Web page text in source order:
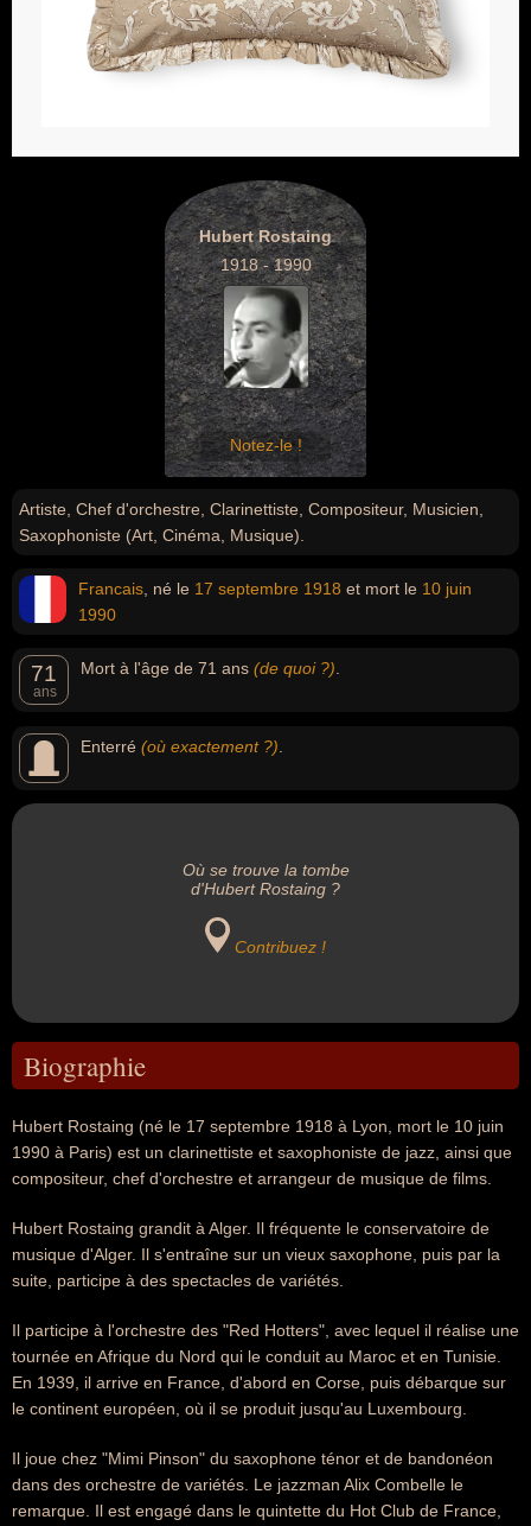
Hubert Rostaing
1918 - 1990
Notez-le !
Artiste, Chef d'orchestre, Clarinettiste, Compositeur, Musicien,
Saxophoniste (Art, Cinéma, Musique).
Francais , né le 17 septembre 1918 et mort le 10 juin
1990
71
ans
Mort à l'âge de 71 ans (de quoi ?)
Enterré (où exactement ?)
Où se trouve la tombe
d'Hubert Rostaing ?
Contribuez !
Biographie
Hubert Rostaing (né le 17 septembre 1918 à Lyon, mort le 10 juin
1990 à Paris) est un clarinettiste et saxophoniste de jazz, ainsi que
compositeur, chef d'orchestre et arrangeur de musique de films.
Hubert Rostaing grandit à Alger. Il fréquente le conservatoire de
musique d'Alger. Il s'entraîne sur un vieux saxophone, puis par la
suite, participe à des spectacles de variétés.
Il participe à l'orchestre des "Red Hotters", avec lequel il réalise une
tournée en Afrique du Nord qui le conduit au Maroc et en Tunisie.
En 1939, il arrive en France, d'abord en Corse, puis débarque sur
le continent européen, où il se produit jusqu'au Luxembourg.
Il joue chez "Mimi Pinson" du saxophone ténor et de bandonéon
dans des orchestre de variétés. Le jazzman Alix Combelle le
remarque. Il est engagé dans le quintette du Hot Club de France,